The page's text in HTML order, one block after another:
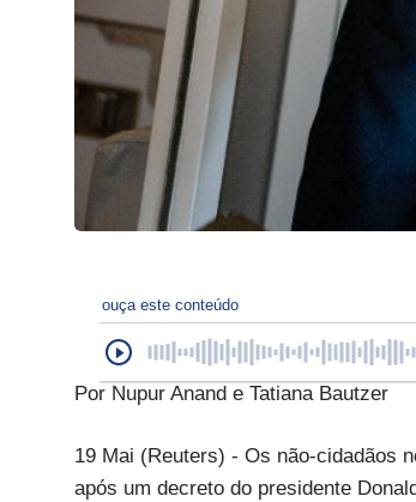
ouça este conteúdo
Por Nupur Anand e Tatiana Bautzer
19 Mai (Reuters) - Os não-cidadãos
após um decreto do presidente